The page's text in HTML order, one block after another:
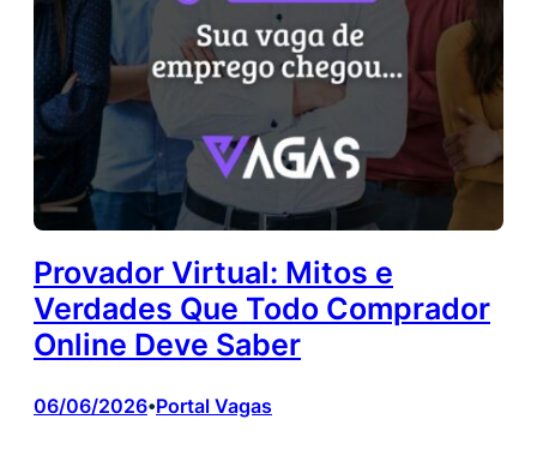
Provador Virtual: Mitos e
Verdades Que Todo Comprador
Online Deve Saber
06/06/2026•Portal Vagas